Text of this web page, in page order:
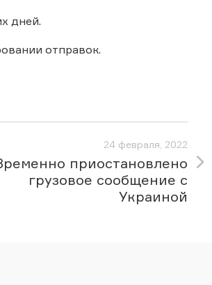
дней.
отправок.
24 февраля, 2022
приостановлено
грузовое сообщение с
Украиной